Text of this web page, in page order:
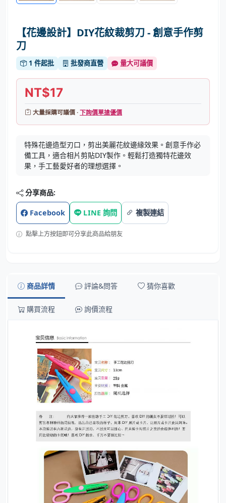
【花邊設計】DIY花紋裁剪刀 - 創意手作剪
刀
1 件起批 批發商直營 量大可議價
NT$17
大量採購可議價 ·下詢價單搶優價
特殊花邊造型刃口，剪出美麗花紋邊緣效果。創意手作必
備工具，適合相片剪貼DIY製作。輕鬆打造獨特花邊效
果，手工藝愛好者的理想選擇。
分享商品:
Facebook LINE 詢問 複製連結
點擊上方按鈕即可分享此商品給朋友
商品詳情 評論&問答 猜你喜歡
購買流程 詢價流程